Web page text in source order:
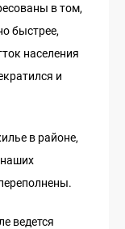
в том,
быстрее,
населения
и
в районе,
ведется